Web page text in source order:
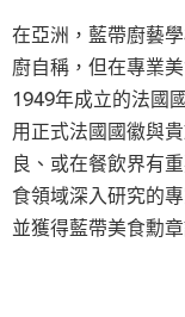
在亞洲，藍帶廚藝
廚自稱，但在專業
1949年成立的法國
用正式法國國徽與
良、或在餐飲界有
食領域深入研究的
並獲得藍帶美食勳